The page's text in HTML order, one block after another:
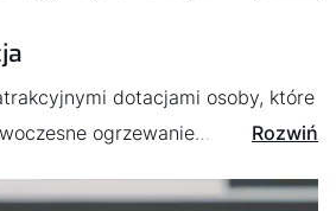
jego stopień. Z uwagi na to, iż
nigdy więcej energii niż
utraty pieniędzy. Jak to jest
dotacjami osoby, które
ogrzewanie
się bardzo szybko
Rozwiń